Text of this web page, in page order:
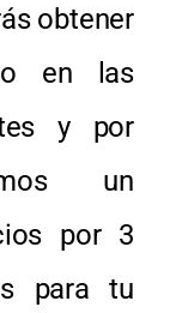
obtener
en las
y por
un
por 3
para tu